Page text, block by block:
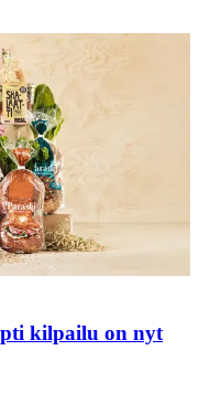
kilpailu on nyt